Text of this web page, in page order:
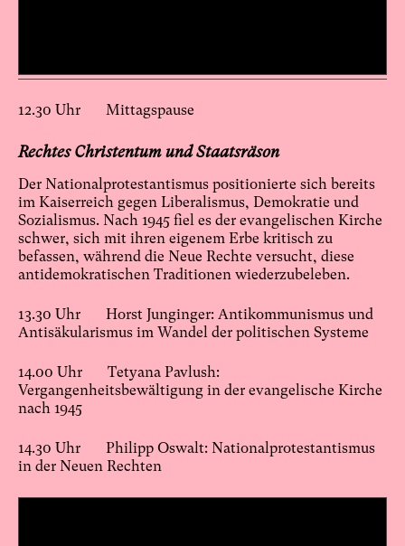
12.30 Uhr Mittagspause
Rechtes Christentum und Staatsräson
Der Nationalprotestantismus positionierte sich bereits
im Kaiserreich gegen Liberalismus, Demokratie und
Sozialismus. Nach 1945 fiel es der evangelischen Kirche
schwer, sich mit ihren eigenem Erbe kritisch zu
befassen, während die Neue Rechte versucht, diese
antidemokratischen Traditionen wiederzubeleben.
13.30 Uhr Horst Junginger: Antikommunismus und
Antisäkularismus im Wandel der politischen Systeme
14.00 Uhr Tetyana Pavlush:
Vergangenheitsbewältigung in der evangelische Kirche
nach 1945
14.30 Uhr Philipp Oswalt: Nationalprotestantismus
in der Neuen Rechten